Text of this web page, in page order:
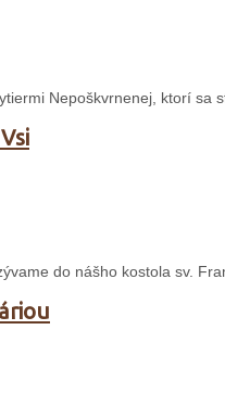
Nepoškvrnenej, ktorí sa
do nášho kostola sv.